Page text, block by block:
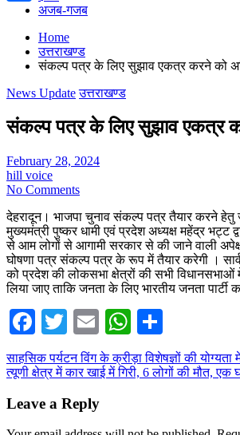
अजब-गजब
Home
उत्तराखण्ड
संकल्प पत्र के लिए सुझाव एकत्र करने को
News Update उत्तराखण्ड
संकल्प पत्र के लिए सुझाव एकत्र
February 28, 2024
hill voice
No Comments
देहरादून। भाजपा चुनाव संकल्प पत्र तैयार करने हेतु
मुख्यमंत्री पुष्कर धामी एवं प्रदेश अध्यक्ष महेंद्र भट्ट
से आम लोगों से आगामी सरकार से की जाने वाली
घोषणा पत्र संकल्प पत्र के रूप में तैयार करेगी ।
को प्रदेश की लोकसभा क्षेत्रों की सभी
लिया जाए ताकि जनता के लिए भारतीय जनता
Facebook
TwitterEmailWhatsApp
Post
navigation
साहसिक पर्यटन विंग के क्रीड़ा विशेषज्ञों की योग्यता
त्यूणी क्षेत्र में कार खाई में गिरी, 6 लोगों की मौत, एक
Leave a Reply
Share